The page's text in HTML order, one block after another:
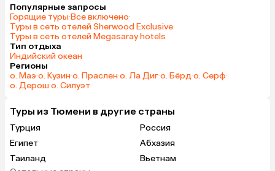
Популярные запросы
Горящие туры·Все включено·
Туры в сеть отелей Sherwood Exclusive·
Туры в сеть отелей Megasaray hotels
Тип отдыха
Индийский океан
Регионы
о. Маэ·о. Кузин·о. Праслен·о. Ла Диг·о. Бёрд·о. Серф·
о. Дерош·о. Силуэт
Туры из Тюмени в другие страны
Турция
Россия
Египет
Абхазия
Таиланд
Вьетнам